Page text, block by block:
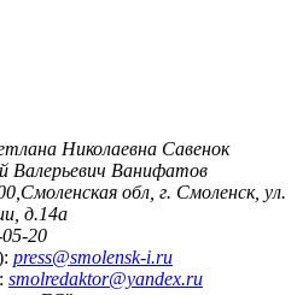
Николаевна Савенок
Валерьевич Ванифатов
обл, г. Смоленск, ул.
д.14а
20
press@smolensk-i.ru
smolredaktor@yandex.ru